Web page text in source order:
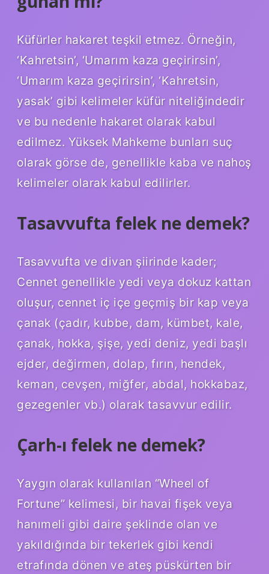
Küfürler hakaret teşkil etmez. Örneğin,
‘Kahretsin’, ‘Umarım kaza geçirirsin’,
‘Umarım kaza geçirirsin’, ‘Kahretsin,
yasak’ gibi kelimeler küfür niteliğindedir
ve bu nedenle hakaret olarak kabul
edilmez. Yüksek Mahkeme bunları suç
olarak görse de, genellikle kaba ve nahoş
kelimeler olarak kabul edilirler.
Tasavvufta felek ne demek?
Tasavvufta ve divan şiirinde kader;
Cennet genellikle yedi veya dokuz kattan
oluşur, cennet iç içe geçmiş bir kap veya
çanak (çadır, kubbe, dam, kümbet, kale,
çanak, hokka, şişe, yedi deniz, yedi başlı
ejder, değirmen, dolap, fırın, hendek,
keman, cevşen, miğfer, abdal, hokkabaz,
gezegenler vb.) olarak tasavvur edilir.
Çarh-ı felek ne demek?
Yaygın olarak kullanılan “Wheel of
Fortune” kelimesi, bir havai fişek veya
hanımeli gibi daire şeklinde olan ve
yakıldığında bir tekerlek gibi kendi
etrafında dönen ve ateş püskürten bir